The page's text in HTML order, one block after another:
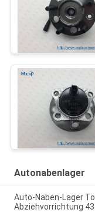
Autonabenlager
Auto-Naben-Lager
Abziehvorrichtung